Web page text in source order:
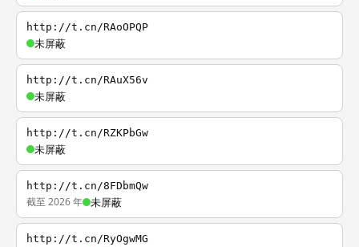
http://t.cn/RAoOPQP
未屏蔽
http://t.cn/RAuX56v
未屏蔽
http://t.cn/RZKPbGw
未屏蔽
http://t.cn/8FDbmQw
截至 2026 年 未屏蔽
http://t.cn/RyOgwMG